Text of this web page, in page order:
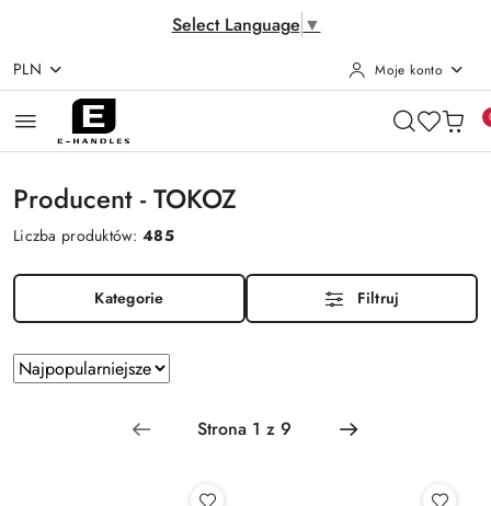
Select Language ▼
Przejdź do treści głównej
Przejdź do wyszukiwarki
Przejdź do moje konto
Przejdź do menu głównego
Przejdź do stopki
PLN Moje konto
Producent - TOKOZ
Liczba produktów:485
Kategorie Filtruj
Zastosowano
sortowanie:
Najpopularniejsze.
Sortuj
według